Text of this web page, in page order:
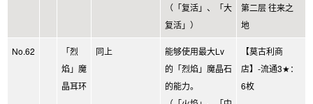
（「复活」、「大
复活」）
第二层 往来之
地
No.62
「烈
焰」魔
晶耳环
同上
能够使用最大Lv
的「烈焰」魔晶石
的能力。
【莫古利商
店】-流通3★：
6枚